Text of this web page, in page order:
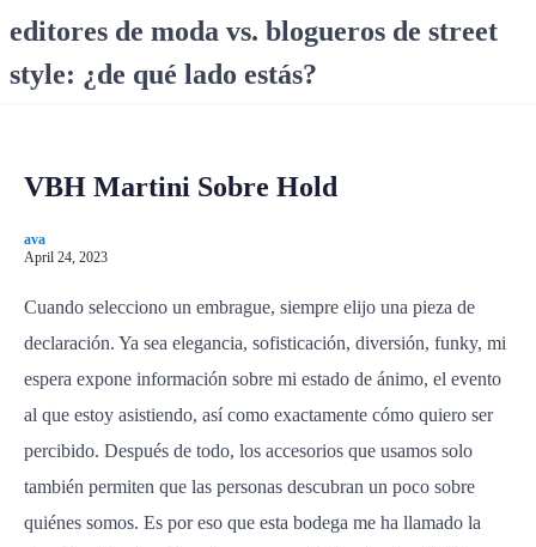
editores de moda vs. blogueros de street
style: ¿de qué lado estás?
VBH Martini Sobre Hold
ava
April 24, 2023
Cuando selecciono un embrague, siempre elijo una pieza de
declaración. Ya sea elegancia, sofisticación, diversión, funky, mi
espera expone información sobre mi estado de ánimo, el evento
al que estoy asistiendo, así como exactamente cómo quiero ser
percibido. Después de todo, los accesorios que usamos solo
también permiten que las personas descubran un poco sobre
quiénes somos. Es por eso que esta bodega me ha llamado la